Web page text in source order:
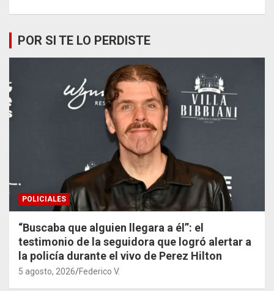
POR SI TE LO PERDISTE
POLICIALES
“Buscaba que alguien llegara a él”: el
testimonio de la seguidora que logró alertar a
la policía durante el vivo de Perez Hilton
5 agosto, 2026 Federico V.